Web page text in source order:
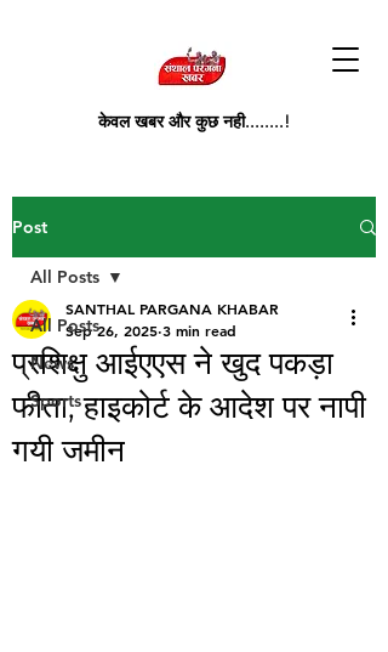
केवल खबर और कुछ नही........!
Post
All Posts
News
Sports
All Posts
प्रशिक्षु आईएएस ने खुद पकड़ा
फीता, हाइकोर्ट के आदेश पर नापी
गयी जमीन
SANTHAL PARGANA KHABAR
Sep 26, 2025 3 min read